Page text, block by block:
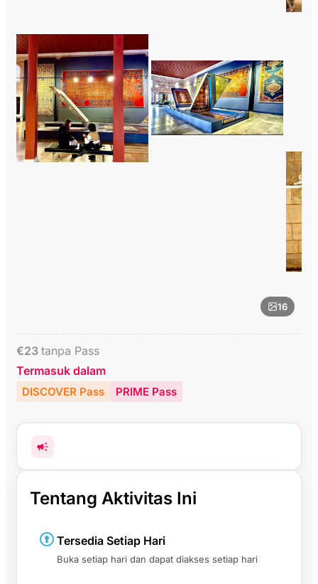
16
€23 tanpa Pass
Termasuk dalam
DISCOVER Pass PRIME Pass
Tentang Aktivitas Ini
Tersedia Setiap Hari
Buka setiap hari dan dapat diakses setiap hari